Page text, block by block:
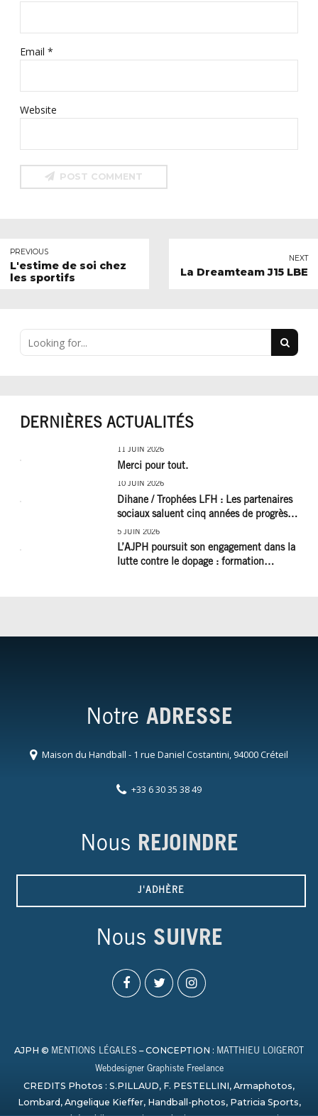
Email *
Website
POST COMMENT
PREVIOUS
L'estime de soi chez
les sportifs
NEXT
La Dreamteam J15 LBE
DERNIÈRES ACTUALITÉS
11 JUIN 2026
Merci pour tout.
10 JUIN 2026
Dihane / Trophées LFH : Les partenaires
sociaux saluent cinq années de progrès
social et les efforts à poursuivre !
5 JUIN 2026
L’AJPH poursuit son engagement dans la
lutte contre le dopage : formation
Notre ADRESSE
Maison du Handball - 1 rue Daniel Costantini, 94000 Créteil
+33 6 30 35 38 49
Nous REJOINDRE
J'ADHÈRE
Nous SUIVRE
AJPH © MENTIONS LÉGALES – CONCEPTION : MATTHIEU LOIGEROT
Webdesigner Graphiste Freelance
CREDITS Photos : S.PILLAUD, F. PESTELLINI, Armaphotos,
Lombard, Angelique Kieffer, Handball-photos, Patricia Sports,